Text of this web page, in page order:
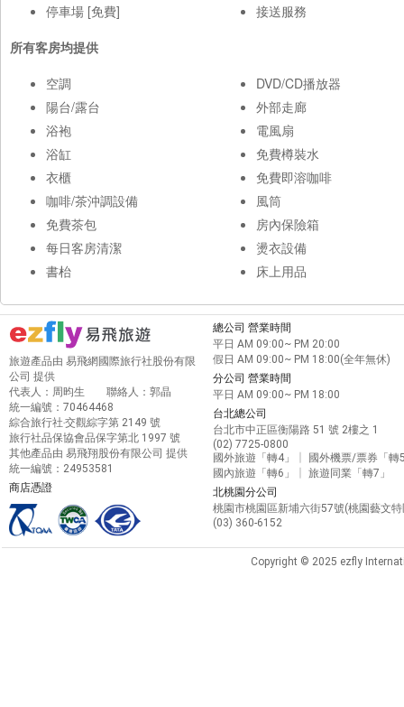
停車場 [免費]
接送服務
所有客房均提供
空調
陽台/露台
浴袍
浴缸
衣櫃
咖啡/茶沖調設備
免費茶包
每日客房清潔
書枱
DVD/CD播放器
外部走廊
電風扇
免費樽裝水
免費即溶咖啡
風筒
房內保險箱
燙衣設備
床上用品